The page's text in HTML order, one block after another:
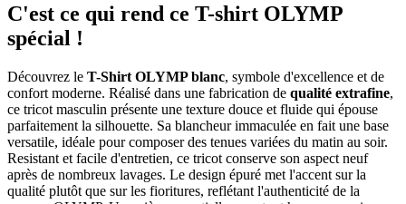
C'est ce qui rend ce T-shirt OLYMP
spécial !
Découvrez le T-Shirt OLYMP blanc, symbole d'excellence et de
confort moderne. Réalisé dans une fabrication de qualité extrafine,
ce tricot masculin présente une texture douce et fluide qui épouse
parfaitement la silhouette. Sa blancheur immaculée en fait une base
versatile, idéale pour composer des tenues variées du matin au soir.
Resistant et facile d'entretien, ce tricot conserve son aspect neuf
après de nombreux lavages. Le design épuré met l'accent sur la
qualité plutôt que sur les fioritures, reflétant l'authenticité de la